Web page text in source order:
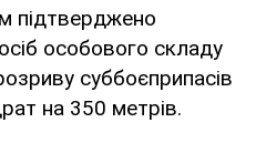
підтверджено
особового складу
суббоєприпасів
на 350 метрів.